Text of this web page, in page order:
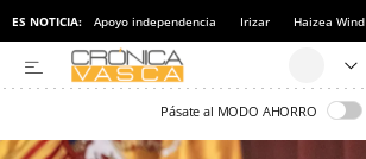
ES NOTICIA: Apoyo independencia Irizar Haizea Wind
Pásate al MODO AHORRO